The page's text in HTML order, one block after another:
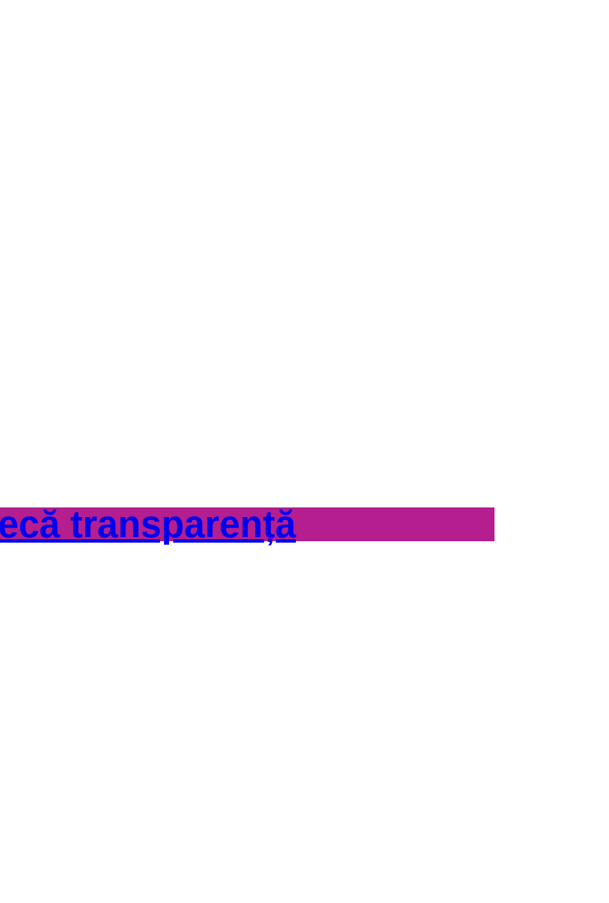
transparență